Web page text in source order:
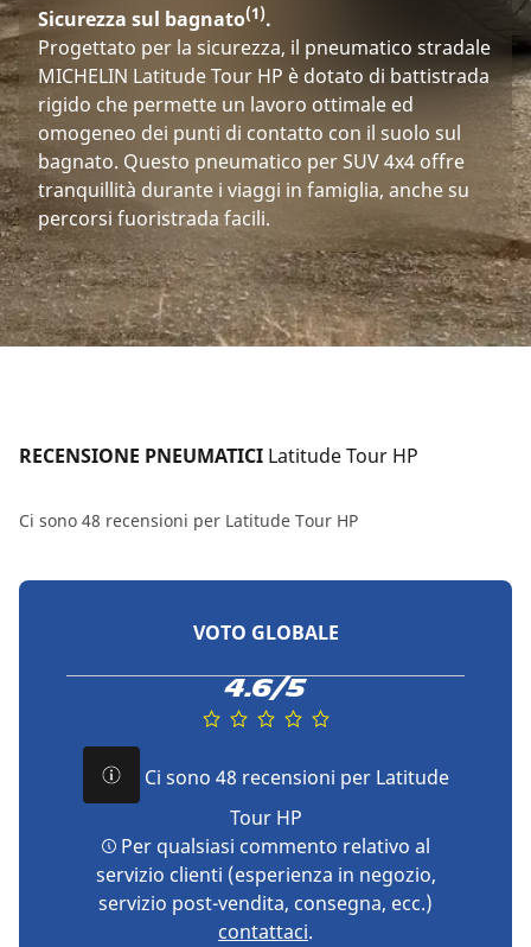
Sicurezza sul bagnato(1).
Progettato per la sicurezza, il pneumatico stradale
MICHELIN Latitude Tour HP è dotato di battistrada
rigido che permette un lavoro ottimale ed
omogeneo dei punti di contatto con il suolo sul
bagnato. Questo pneumatico per SUV 4x4 offre
tranquillità durante i viaggi in famiglia, anche su
percorsi fuoristrada facili.
RECENSIONE PNEUMATICI Latitude Tour HP
Ci sono 48 recensioni per Latitude Tour HP
VOTO GLOBALE
4.6/5
Ci sono 48 recensioni per Latitude
Tour HP
Per qualsiasi commento relativo al
servizio clienti (esperienza in negozio,
servizio post-vendita, consegna, ecc.)
contattaci.